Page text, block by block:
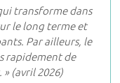
transforme dans
le long terme et
Par ailleurs, le
rapidement de
(avril 2026)